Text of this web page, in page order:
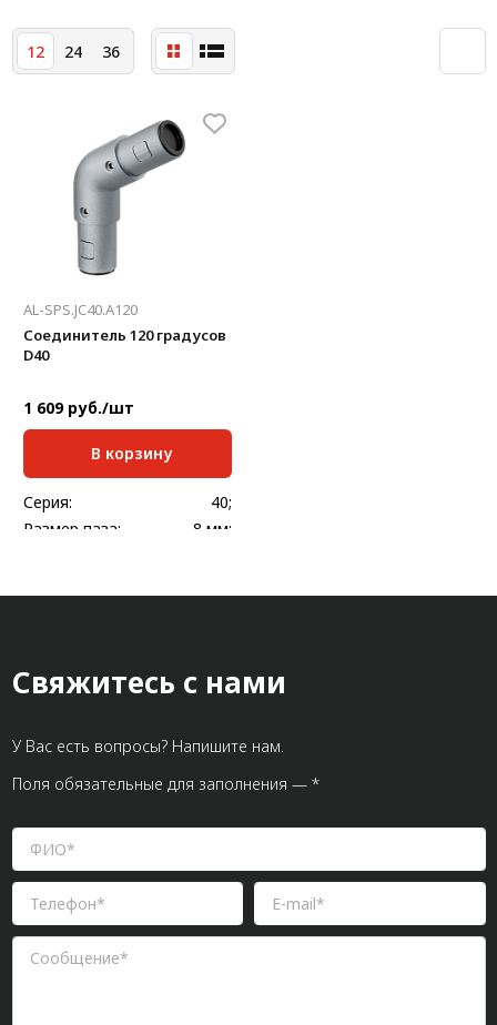
12 24 36
AL-SPS.JC40.A120
Соединитель 120 градусов
D40
1 609 руб./шт
В корзину
Серия:
40;
Размер паза:
8 мм;
Свяжитесь с нами
У Вас есть вопросы? Напишите нам.
Поля обязательные для заполнения — *